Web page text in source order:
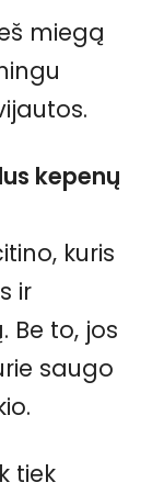
miegą
kepenų
kuris
ir
to, jos
saugo
tiek